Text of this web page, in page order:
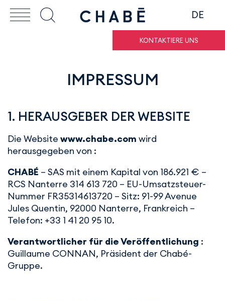
DE
KONTAKTIERE UNS
IMPRESSUM
1. HERAUSGEBER DER WEBSITE
Die Website www.chabe.com wird
herausgegeben von :
CHABÉ – SAS mit einem Kapital von 186.921 € –
RCS Nanterre 314 613 720 – EU-Umsatzsteuer-
Nummer FR35314613720 – Sitz: 91-99 Avenue
Jules Quentin, 92000 Nanterre, Frankreich –
Telefon: +33 1 41 20 95 10.
Verantwortlicher für die Veröffentlichung :
Guillaume CONNAN, Präsident der Chabé-
Gruppe.